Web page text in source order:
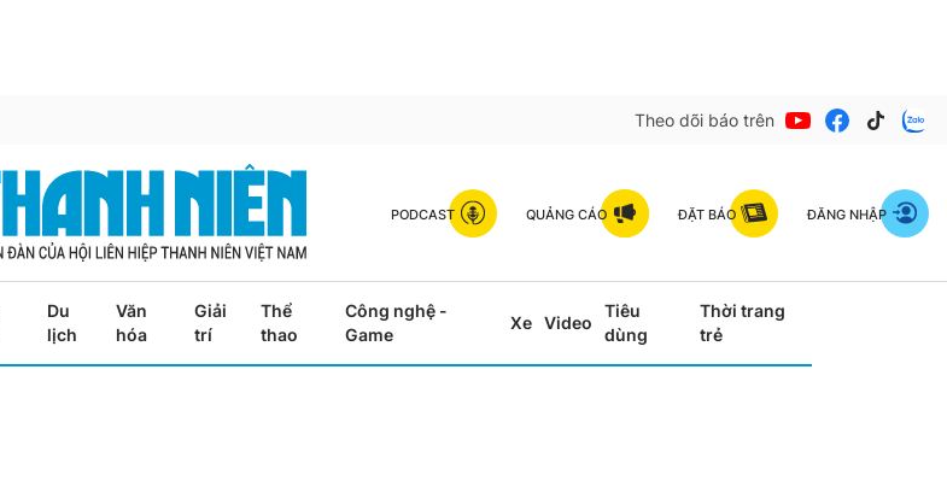
Theo dõi báo trên
PODCAST QUẢNG CÁO ĐẶT BÁO ĐĂNG NHẬP
Du
lịch
Văn
hóa
Giải
trí
Thể
thao
Công nghệ -
Game
Xe Video
Tiêu
dùng
Thời trang
trẻ